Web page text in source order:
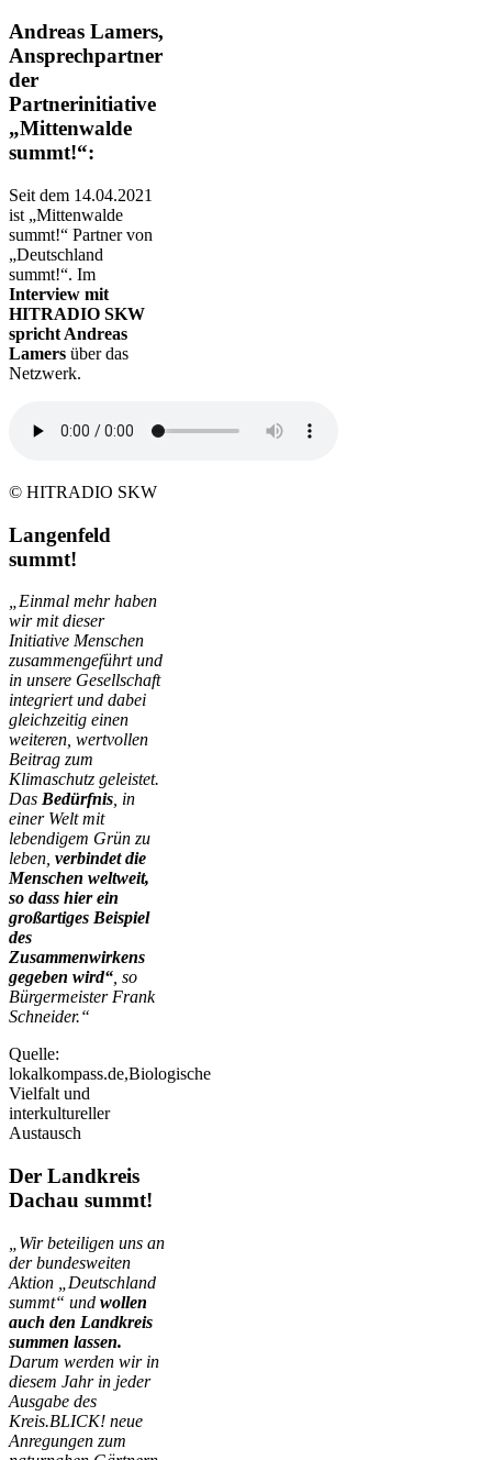
Andreas Lamers,
Ansprechpartner
der
Partnerinitiative
„Mittenwalde
summt!“:
Seit dem 14.04.2021
ist „Mittenwalde
summt!“ Partner von
„Deutschland
summt!“. Im
Interview mit
HITRADIO SKW
spricht Andreas
Lamers über das
Netzwerk.
© HITRADIO SKW
Langenfeld
summt!
„Einmal mehr haben
wir mit dieser
Initiative Menschen
zusammengeführt und
in unsere Gesellschaft
integriert und dabei
gleichzeitig einen
weiteren, wertvollen
Beitrag zum
Klimaschutz geleistet.
Das Bedürfnis , in
einer Welt mit
lebendigem Grün zu
leben, verbindet die
Menschen weltweit,
so dass hier ein
großartiges Beispiel
des
Zusammenwirkens
gegeben wird“ , so
Bürgermeister Frank
Schneider.“
Quelle:
lokalkompass.de,Biologische
Vielfalt und
interkultureller
Austausch
Der Landkreis
Dachau summt!
„Wir beteiligen uns an
der bundesweiten
Aktion „Deutschland
summt“ und wollen
auch den Landkreis
summen lassen.
Darum werden wir in
diesem Jahr in jeder
Ausgabe des
Kreis.BLICK! neue
Anregungen zum